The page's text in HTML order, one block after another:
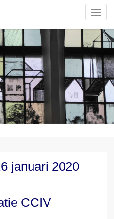
Toggle
januari 2020
CCIV